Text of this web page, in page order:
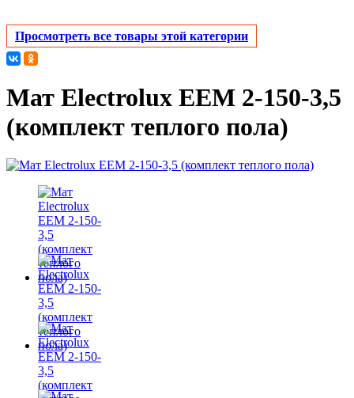
Просмотреть все товары этой категории
Мат Electrolux EEM 2-150-3,5
(комплект теплого пола)